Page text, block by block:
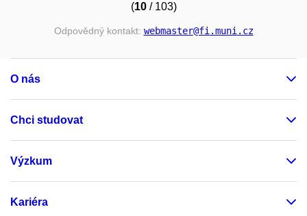
(10/ 103)
Odpovědný kontakt: webmaster@fi.muni.cz
O nás
Chci studovat
Výzkum
Kariéra